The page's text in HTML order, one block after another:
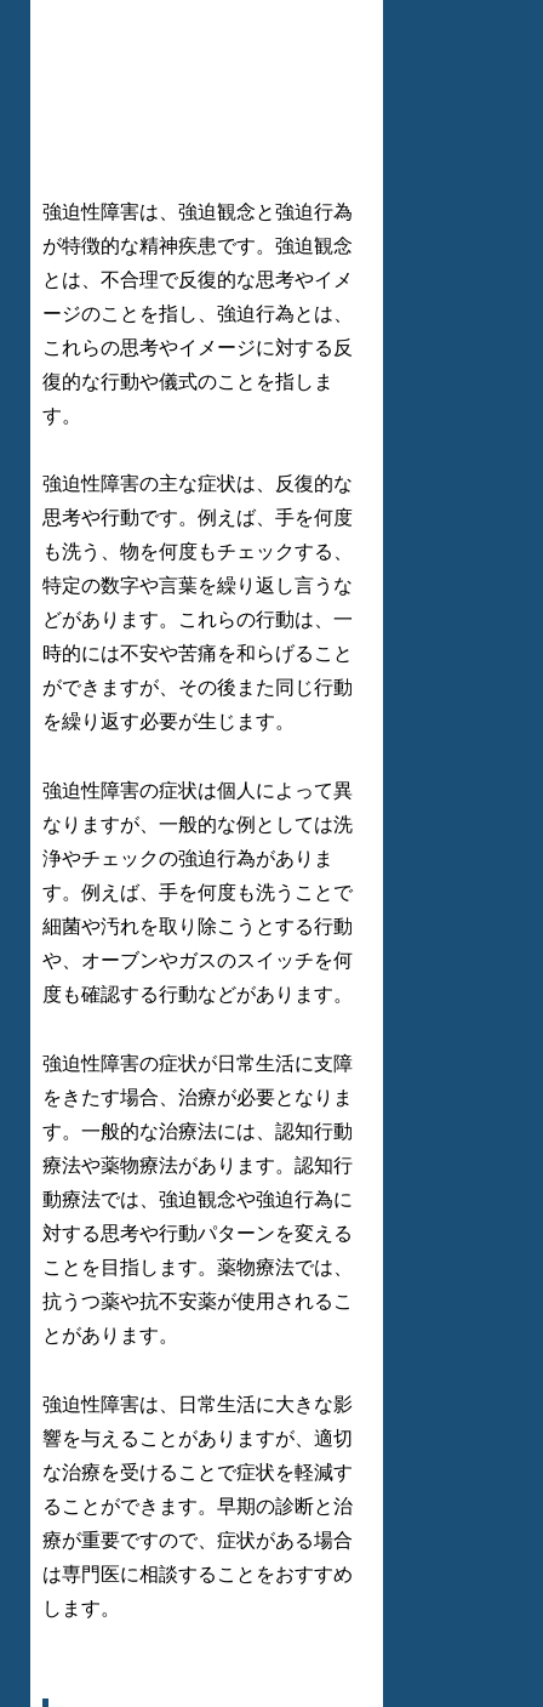
強迫性障害は、強迫観念と強迫行為
が特徴的な精神疾患です。強迫観念
とは、不合理で反復的な思考やイメ
ージのことを指し、強迫行為とは、
これらの思考やイメージに対する反
復的な行動や儀式のことを指しま
す。
強迫性障害の主な症状は、反復的な
思考や行動です。例えば、手を何度
も洗う、物を何度もチェックする、
特定の数字や言葉を繰り返し言うな
どがあります。これらの行動は、一
時的には不安や苦痛を和らげること
ができますが、その後また同じ行動
を繰り返す必要が生じます。
強迫性障害の症状は個人によって異
なりますが、一般的な例としては洗
浄やチェックの強迫行為がありま
す。例えば、手を何度も洗うことで
細菌や汚れを取り除こうとする行動
や、オーブンやガスのスイッチを何
度も確認する行動などがあります。
強迫性障害の症状が日常生活に支障
をきたす場合、治療が必要となりま
す。一般的な治療法には、認知行動
療法や薬物療法があります。認知行
動療法では、強迫観念や強迫行為に
対する思考や行動パターンを変える
ことを目指します。薬物療法では、
抗うつ薬や抗不安薬が使用されるこ
とがあります。
強迫性障害は、日常生活に大きな影
響を与えることがありますが、適切
な治療を受けることで症状を軽減す
ることができます。早期の診断と治
療が重要ですので、症状がある場合
は専門医に相談することをおすすめ
します。